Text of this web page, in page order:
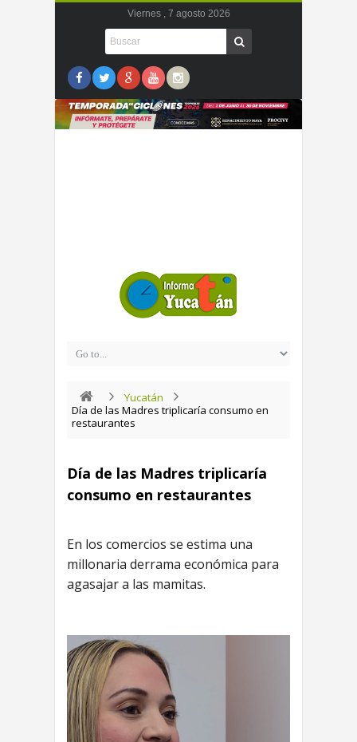
Viernes , 7 agosto 2026
Yucatán
Día de las Madres triplicaría consumo en
restaurantes
Día de las Madres triplicaría
consumo en restaurantes
En los comercios se estima una
millonaria derrama económica para
agasajar a las mamitas.